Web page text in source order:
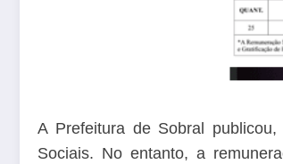
A Prefeitura de Sobral
Sociais. No entanto, a